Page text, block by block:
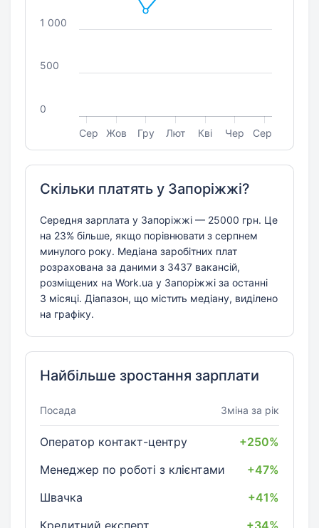
Сер Жов Гру Лют Кві Чер Сер
0
500
1 000
Скільки платять у Запоріжжі?
Середня зарплата у Запоріжжі — 25000 грн. Це
на 23% більше, якщо порівнювати з серпнем
минулого року. Медіана заробітних плат
розрахована за даними з 3437 вакансій,
розміщених на Work.ua у Запоріжжі за останні
3 місяці. Діапазон, що містить медіану, виділено
на графіку.
Найбільше зростання зарплати
Посада Зміна за рік
Оператор контакт-центру
+250%
Менеджер по роботі з клієнтами
+47%
Швачка
+41%
Кредитний експерт
+34%